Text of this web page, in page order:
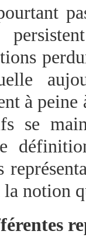
à
se
la notion